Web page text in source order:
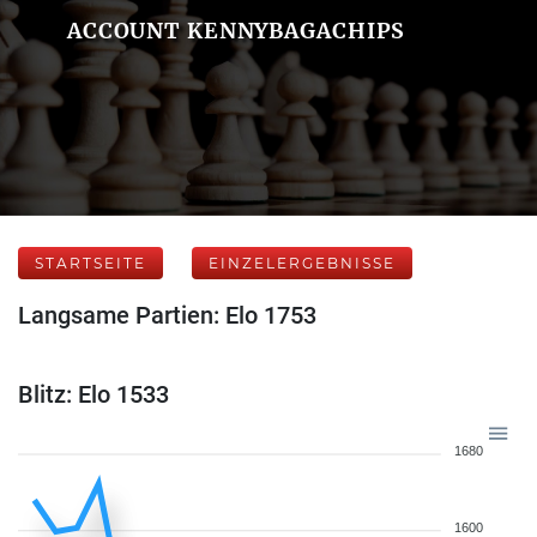
ACCOUNT KENNYBAGACHIPS
STARTSEITE EINZELERGEBNISSE
Langsame Partien: Elo 1753
Blitz: Elo 1533
1680
1600